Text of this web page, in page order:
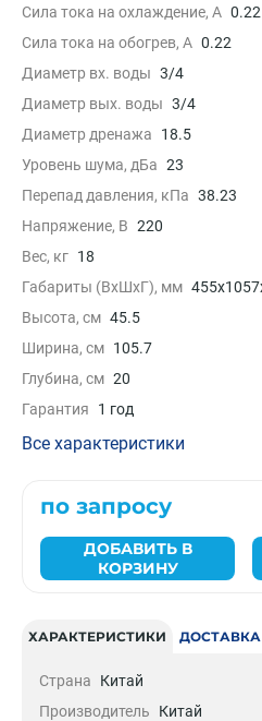
Сила тока на охлаждение, А 0.22
Сила тока на обогрев, А 0.22
Диаметр вх. воды 3/4
Диаметр вых. воды 3/4
Диаметр дренажа
18.5
Уровень шума, дБа 23
Перепад давления, кПа 38.23
Напряжение, В 220
Вес, кг 18
Габариты (ВxШxГ), мм
Высота, см 45.5
Ширина, см 105.7
Глубина, см 20
Гарантия
1 год
Все характеристики
по запросу
ДОБАВИТЬ В
КОРЗИНУ
ХАРАКТЕРИСТИКИ ДОСТАВКА
Страна
Китай
Производитель
Китай